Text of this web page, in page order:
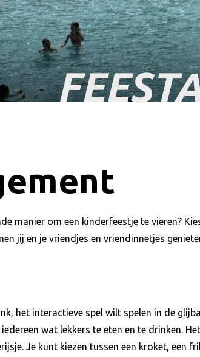
manier om een kinderfeestje te vieren?
jij en je vriendjes en vriendinnetjes
het interactieve spel wilt spelen in de
wat lekkers te eten en te drinken.
Je kunt kiezen tussen een kroket, een